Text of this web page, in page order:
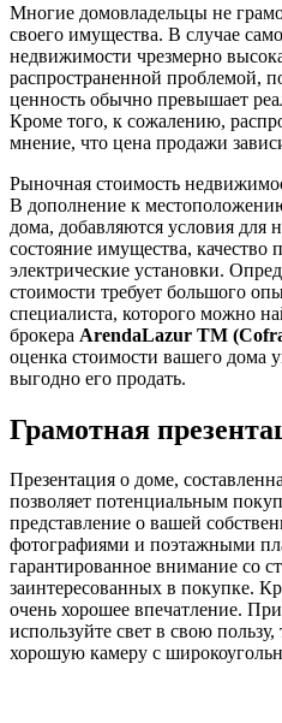
Многие домовладельцы не
своего имущества. В случае
недвижимости чрезмерно
распространенной проблемой,
ценность обычно превышает
Кроме того, к сожалению,
мнение, что цена продажи
Рыночная стоимость
В дополнение к
дома, добавляются условия для
состояние имущества, качество
электрические установки.
стоимости требует большого
специалиста, которого можно
брокера ArendaLazur TM (
оценка стоимости вашего дома
выгодно его продать.
Грамотная
Презентация о доме,
позволяет потенциальным
представление о вашей
фотографиями и поэтажными
гарантированное внимание со
заинтересованных в покупке.
очень хорошее впечатление.
используйте свет в свою
хорошую камеру с